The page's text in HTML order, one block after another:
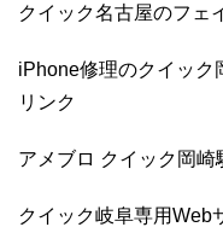
クイック名古屋のフェ
iPhone修理のクイック
リンク
アメブロ クイック岡崎
クイック岐阜専用Web